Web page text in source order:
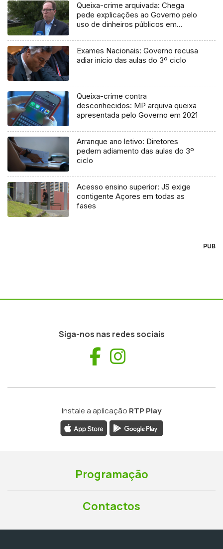
Queixa-crime arquivada: Chega
pede explicações ao Governo pelo
uso de dinheiros públicos em
Exames Nacionais: Governo recusa
adiar início das aulas do 3º ciclo
Queixa-crime contra
desconhecidos: MP arquiva queixa
apresentada pelo Governo em 2021
Arranque ano letivo: Diretores
pedem adiamento das aulas do 3º
ciclo
Acesso ensino superior: JS exige
contigente Açores em todas as
fases
PUB
Siga-nos nas redes sociais
Facebook
Instale a aplicação RTP Play
Programação
Contactos